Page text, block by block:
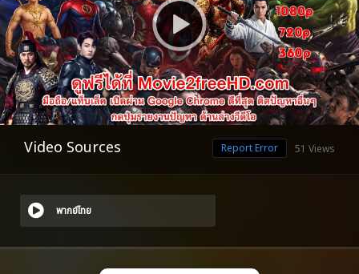
Video Sources 51 Views
Report Error
พากย์ไทย